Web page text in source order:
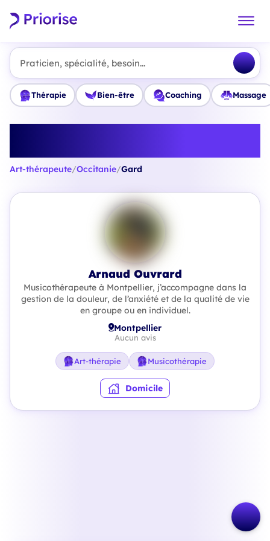
Praticien, spécialité, besoin...
Thérapie Bien-être Coaching Massage
Art-thérapeute/Occitanie/Gard
Arnaud Ouvrard
Musicothérapeute à Montpellier, j’accompagne dans la
gestion de la douleur, de l’anxiété et de la qualité de vie
en groupe ou en individuel.
Montpellier
Aucun avis
Art-thérapie Musicothérapie
Domicile